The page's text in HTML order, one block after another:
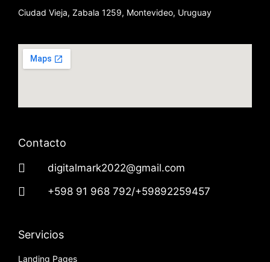
Ciudad Vieja, Zabala 1259, Montevideo, Uruguay
Contacto
digitalmark2022@gmail.com
+598 91 968 792/+59892259457
Servicios
Landing Pages